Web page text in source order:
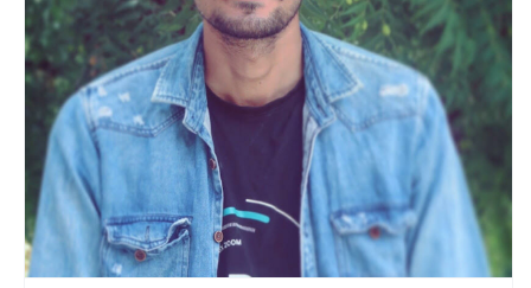
bansi bishnoi
Travel Vloggers